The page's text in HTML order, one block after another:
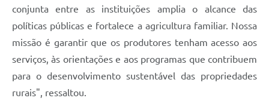
conjunta entre as instituições amplia o alcance das
políticas públicas e fortalece a agricultura familiar. Nossa
missão é garantir que os produtores tenham acesso aos
serviços, às orientações e aos programas que contribuem
para o desenvolvimento sustentável das propriedades
rurais", ressaltou.